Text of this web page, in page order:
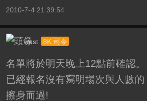
2010-7-4 21:39:54
west 8K 司令
名單將於明天晚上12點前確認。
已經報名沒有寫明場次與人數
擦身而過!